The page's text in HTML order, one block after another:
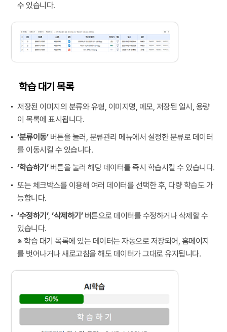
수 있습니다.
학습 대기 목록
저장된 이미지의 분류와 유형, 이미지명, 메모, 저장된 일시, 용량
이 목록에 표시됩니다.
‘분류이동’버튼을 눌러, 분류관리 메뉴에서 설정한 분류로 데이터
를 이동시킬 수 있습니다.
‘학습하기‘버튼을 눌러 해당 데이터를 즉시 학습시킬 수 있습니다.
또는 체크박스를 이용해 여러 데이터를 선택한 후, 다량 학습도 가
능합니다.
‘수정하기‘,‘삭제하기’버튼으로 데이터를 수정하거나 삭제할 수
있습니다.
※ 학습 대기 목록에 있는 데이터는 자동으로 저장되어, 홈페이지
를 벗어나거나 새로고침을 해도 데이터가 그대로 유지됩니다.